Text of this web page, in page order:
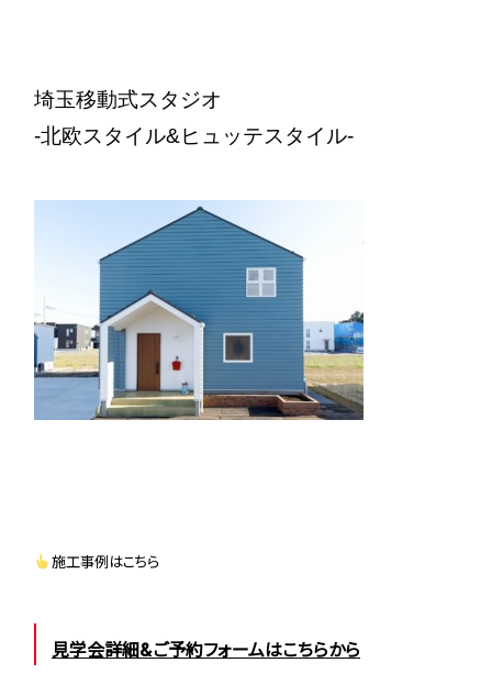
埼玉移動式スタジオ
-北欧スタイル&ヒュッテスタイル-
施工事例はこちら
見学会詳細&ご予約フォームはこちらから